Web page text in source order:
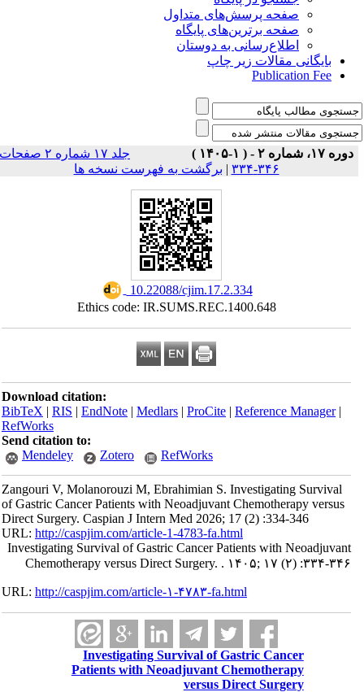
صفحه پرسش‌های متداول
صفحه برترین‌های پایگاه
اطلاع‌رسانی به دوستان
بایگانی مقالات زیر چاپ
Publication Fee
دوره ۱۷، شماره ۲ - ( ۱-۱۴۰۵ )
جلد ۱۷ شماره ۲ صفحات
۳۴۶-۳۳۴
|برگشت به فهرست نسخه ها
‎ 10.22088/cjim.17.2.334
Ethics code: IR.SUMS.REC.1400.648
Download citation:
BibTeX|RIS|EndNote|Medlars|ProCite|Reference Manager
RefWorks
Send citation to:
Mendeley
Zotero RefWorks
Zangouri V, Molanorouzi M, Ebrahimian S. Investigating Survival
of Gastric Cancer Patients with Neoadjuvant Chemotherapy versus
Direct Surgery. Caspian J Intern Med 2026; 17 (2) :334-346
URL:http://caspjim.com/article-1-4783-fa.html
Investigating Survival of Gastric Cancer Patients with Neoadjuvant
Chemotherapy versus Direct Surgery. . ۱۴۰۵; ۱۷ (۲) :۳۳۴-۳۴۶
URL:http://caspjim.com/article-۱-۴۷۸۳-fa.html
Investigating Survival of Gastric Cancer
Patients with Neoadjuvant Chemotherapy
versus Direct Surgery